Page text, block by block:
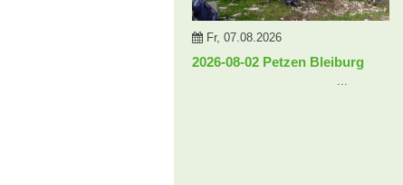
Fr, 07.08.2026
2026-08-02 Petzen Bleiburg